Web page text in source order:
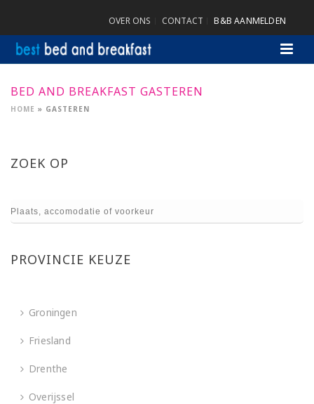
OVER ONS CONTACT B&B AANMELDEN
BED AND BREAKFAST GASTEREN
HOME » GASTEREN
ZOEK OP
PROVINCIE KEUZE
Groningen
Friesland
Drenthe
Overijssel